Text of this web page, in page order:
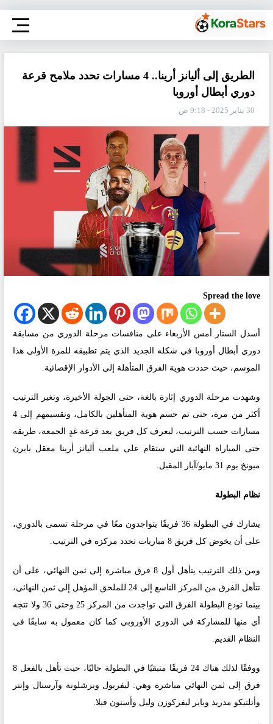
الطريق إلى أليانز أرينا.. 4 مسارات تحدد ملامح قرعة
دوري أبطال أوروبا
30 يناير 2025 - 9:18 ص
Spread the love
أسدل الستار أمس الأربعاء على منافسات مرحلة الدوري من مسابقة
دوري أبطال أوروبا في شكله الجديد الذي يتم تطبيقه للمرة الأولى هذا
الموسم، حيث حددت هوية الفرق المتأهلة إلى الأدوار الإقصائية.
وشهدت مرحلة الدوري إثارة بالغة، حتى الجولة الأخيرة، وتغير الترتيب
أكثر من مرة، حتى تم حسم هوية المتأهلين بالكامل، وتقسيمهم إلى 4
مسارات حسب الترتيب، ليعرف كل فريق بعد قرعة غدٍ الجمعة، طريقه
حتى المباراة النهائية التي ستقام على ملعب أليانز أرينا معقل بايرن
ميونخ يوم 31 مايو/آيار المقبل.
نظام البطولة
يشارك في البطولة 36 فريقًا يتواجدون معًا في مرحلة تسمى بالدوري،
على أن يخوض كل فريق 8 مباريات تحدد مركزه في الترتيب.
ومن ذلك الترتيب يتأهل أول 8 فرق مباشرة إلى ثمن النهائي، على أن
تتأهل الفرق من المركز التاسع إلى 24 للملحق المؤهل إلى ثمن النهائي،
بينما تودع البطولة الفرق التي تواجدت من المركز 25 وحتى 36 ولا تتجه
أي منها للمشاركة في الدوري الأوروبي كما كان معمول به سابقًا في
النظام القديم.
ووفقًا لذلك هناك 24 فريقًا متبقيًا في البطولة حاليًا، حيث تأهل بالفعل 8
فرق إلى ثمن النهائي مباشرة وهي: ليفربول وبرشلونة وآرسنال وإنتر
وأتلتيكو مدريد وباير ليفركوزن وليل وأستون فيلا.